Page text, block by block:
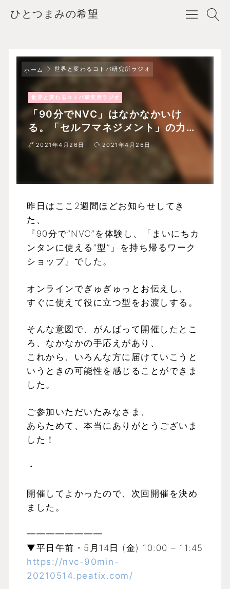
ひとつまみの希望
ホーム 世界と変わるコトバ研究所ラジオ
世界と変わるコトバ研究所ラジオ
「90分でNVC」はなかなかいけ
る。「セルフマネジメント」の力を
日常に。
2021年4月26日 2021年4月26日
昨日はここ2週間ほどお知らせしてき
た、
『90分で”NVC”を体験し、「まいにちカ
ンタンに使える”型”」を持ち帰るワーク
ショップ』でした。
オンラインでぎゅぎゅっとお伝えし、
すぐに使えて役に立つ型をお渡しする。
そんな意図で、がんばって開催したとこ
ろ、なかなかの手応えがあり、
これから、いろんな方に届けていこうと
いうときの可能性を感じることができま
した。
ご参加いただいたみなさま、
あらためて、本当にありがとうございま
した！
・
開催してよかったので、次回開催を決め
ました。
━━━━━━━━
▼平日午前・5月14日 (金) 10:00 – 11:45
https://nvc-90min-
20210514.peatix.com/